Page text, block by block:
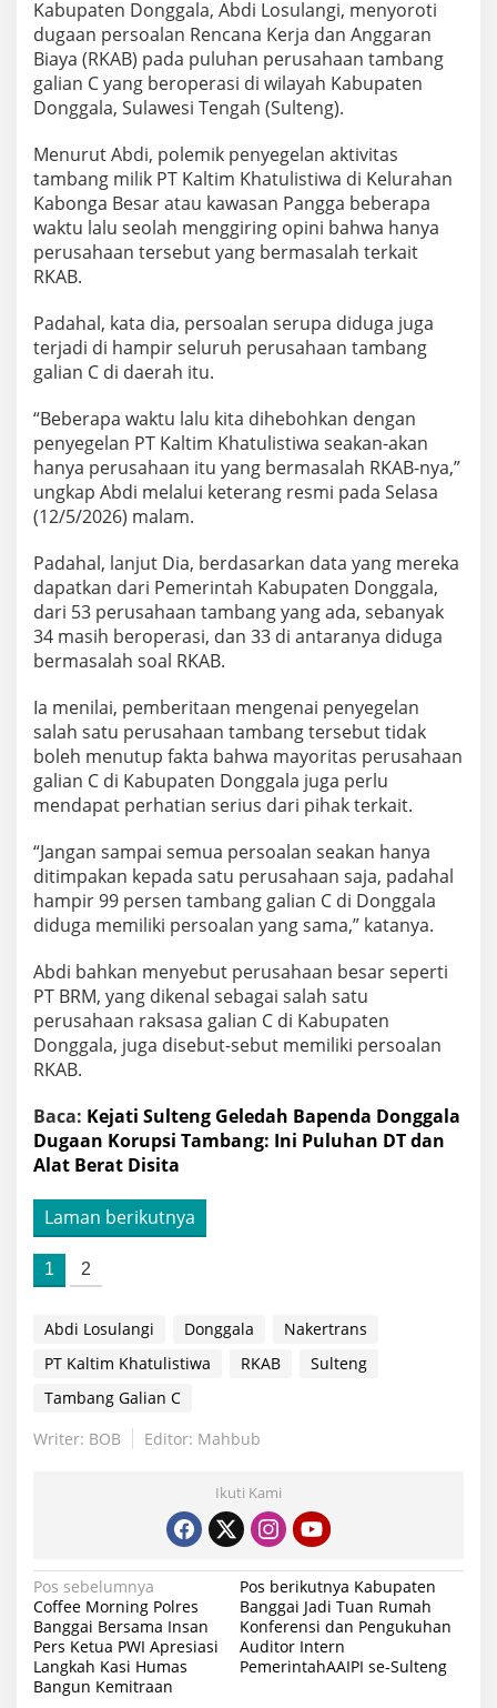
Kabupaten Donggala, Abdi Losulangi, menyoroti
dugaan persoalan Rencana Kerja dan Anggaran
Biaya (RKAB) pada puluhan perusahaan tambang
galian C yang beroperasi di wilayah Kabupaten
Donggala, Sulawesi Tengah (Sulteng).
Menurut Abdi, polemik penyegelan aktivitas
tambang milik PT Kaltim Khatulistiwa di Kelurahan
Kabonga Besar atau kawasan Pangga beberapa
waktu lalu seolah menggiring opini bahwa hanya
perusahaan tersebut yang bermasalah terkait
RKAB.
Padahal, kata dia, persoalan serupa diduga juga
terjadi di hampir seluruh perusahaan tambang
galian C di daerah itu.
“Beberapa waktu lalu kita dihebohkan dengan
penyegelan PT Kaltim Khatulistiwa seakan-akan
hanya perusahaan itu yang bermasalah RKAB-nya,”
ungkap Abdi melalui keterang resmi pada Selasa
(12/5/2026) malam.
Padahal, lanjut Dia, berdasarkan data yang mereka
dapatkan dari Pemerintah Kabupaten Donggala,
dari 53 perusahaan tambang yang ada, sebanyak
34 masih beroperasi, dan 33 di antaranya diduga
bermasalah soal RKAB.
Ia menilai, pemberitaan mengenai penyegelan
salah satu perusahaan tambang tersebut tidak
boleh menutup fakta bahwa mayoritas perusahaan
galian C di Kabupaten Donggala juga perlu
mendapat perhatian serius dari pihak terkait.
“Jangan sampai semua persoalan seakan hanya
ditimpakan kepada satu perusahaan saja, padahal
hampir 99 persen tambang galian C di Donggala
diduga memiliki persoalan yang sama,” katanya.
Abdi bahkan menyebut perusahaan besar seperti
PT BRM, yang dikenal sebagai salah satu
perusahaan raksasa galian C di Kabupaten
Donggala, juga disebut-sebut memiliki persoalan
RKAB.
Baca: Kejati Sulteng Geledah Bapenda Donggala
Dugaan Korupsi Tambang: Ini Puluhan DT dan
Alat Berat Disita
Laman berikutnya
1 2
Abdi Losulangi Donggala
Nakertrans
PT Kaltim Khatulistiwa
RKAB
Sulteng
Tambang Galian C
Writer: BOB
Editor: Mahbub
Ikuti Kami
Navigasi
pos
Pos sebelumnya
Coffee Morning Polres
Banggai Bersama Insan
Pers Ketua PWI Apresiasi
Langkah Kasi Humas
Bangun Kemitraan
Pos berikutnya Kabupaten
Banggai Jadi Tuan Rumah
Konferensi dan Pengukuhan
Auditor Intern
PemerintahAAIPI se-Sulteng